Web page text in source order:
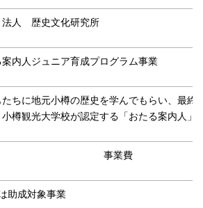
法人 歴史文化研究所
内人ジュニア育成プログラム事業
ちに地元小樽の歴史を学んでもらい、最
小樽観光大学校が認定する「おたる案内人
事業費
助成対象事業